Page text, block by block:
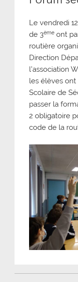
Le vendredi
de 3ème ont
routière
Direction
l’association
les élèves ont
Scolaire de
passer la
2 obligatoire
code de la